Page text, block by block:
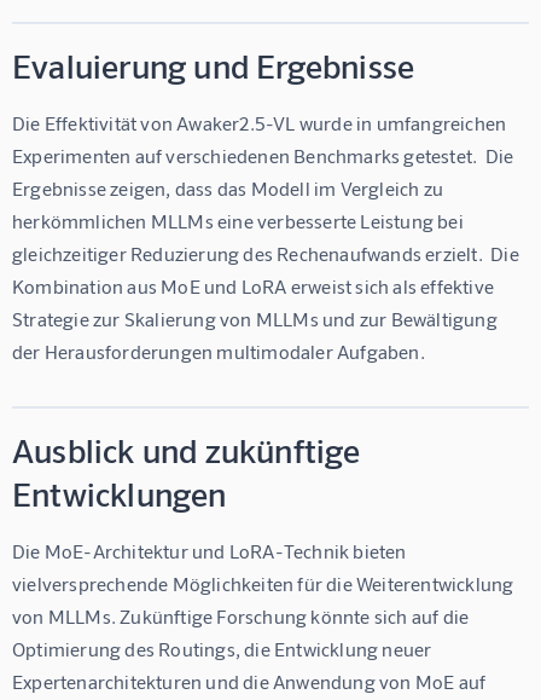
Evaluierung und Ergebnisse
Die Effektivität von Awaker2.5-VL wurde in umfangreichen
Experimenten auf verschiedenen Benchmarks getestet.  Die
Ergebnisse zeigen, dass das Modell im Vergleich zu
herkömmlichen MLLMs eine verbesserte Leistung bei
gleichzeitiger Reduzierung des Rechenaufwands erzielt.  Die
Kombination aus MoE und LoRA erweist sich als effektive
Strategie zur Skalierung von MLLMs und zur Bewältigung
der Herausforderungen multimodaler Aufgaben.
Ausblick und zukünftige
Entwicklungen
Die MoE-Architektur und LoRA-Technik bieten
vielversprechende Möglichkeiten für die Weiterentwicklung
von MLLMs. Zukünftige Forschung könnte sich auf die
Optimierung des Routings, die Entwicklung neuer
Expertenarchitekturen und die Anwendung von MoE auf